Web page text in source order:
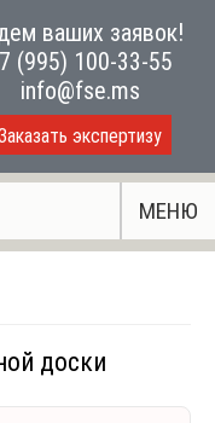
ваших заявок!
(995) 100-33-55
info@fse.ms
экспертизу
МЕНЮ
доски